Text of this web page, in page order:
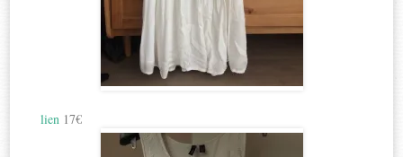
lien 17€